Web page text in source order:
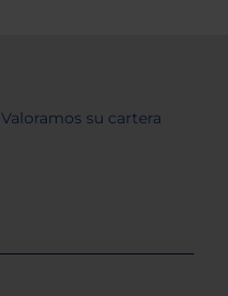
Valoramos su cartera